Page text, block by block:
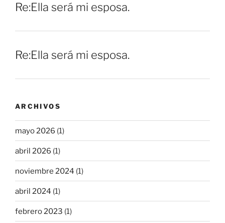
Re:Ella será mi esposa.
Re:Ella será mi esposa.
ARCHIVOS
mayo 2026 (1)
abril 2026 (1)
noviembre 2024 (1)
abril 2024 (1)
febrero 2023 (1)